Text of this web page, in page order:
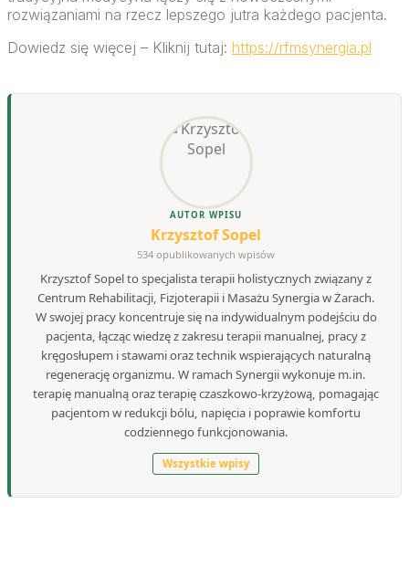
rozwiązaniami na rzecz lepszego jutra każdego pacjenta.
Dowiedz się więcej – Kliknij tutaj: https://rfmsynergia.pl
AUTOR WPISU
Krzysztof Sopel
534 opublikowanych wpisów
Krzysztof Sopel to specjalista terapii holistycznych związany z
Centrum Rehabilitacji, Fizjoterapii i Masażu Synergia w Żarach.
W swojej pracy koncentruje się na indywidualnym podejściu do
pacjenta, łącząc wiedzę z zakresu terapii manualnej, pracy z
kręgosłupem i stawami oraz technik wspierających naturalną
regenerację organizmu. W ramach Synergii wykonuje m.in.
terapię manualną oraz terapię czaszkowo-krzyżową, pomagając
pacjentom w redukcji bólu, napięcia i poprawie komfortu
codziennego funkcjonowania.
Wszystkie wpisy